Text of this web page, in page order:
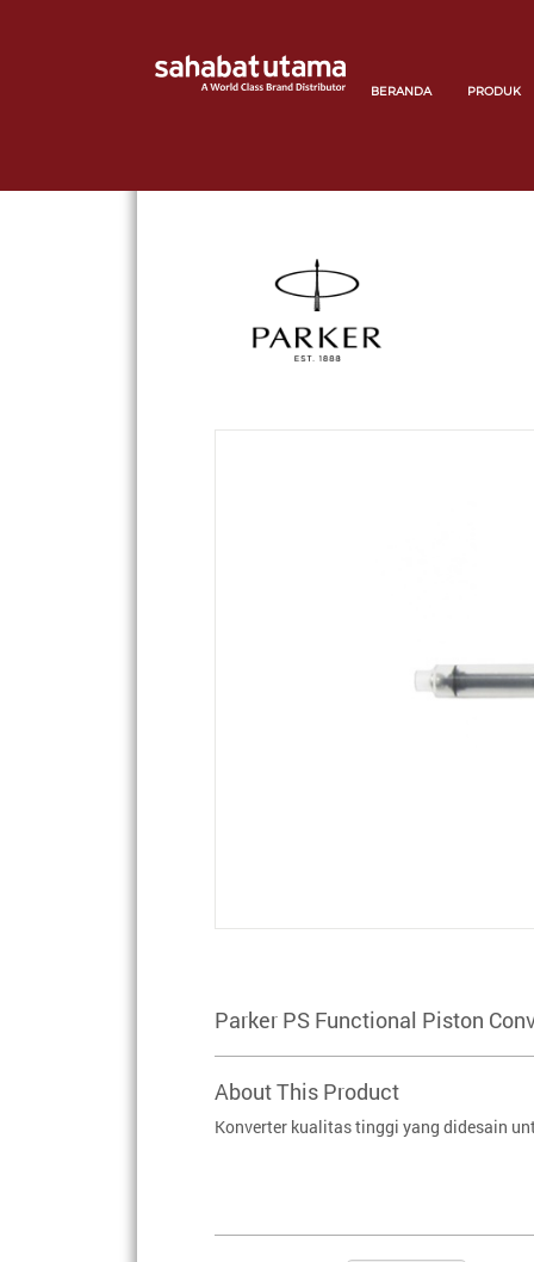
BERANDA PRODUK
Parker PS Functional Piston
About This Product
Konverter kualitas tinggi yang didesain